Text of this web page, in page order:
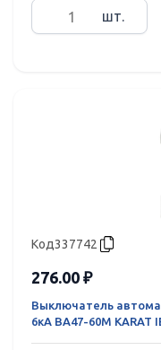
шт.
Код337742
276.00 ₽
Выключатель
6кА ВА47-60M KARAT